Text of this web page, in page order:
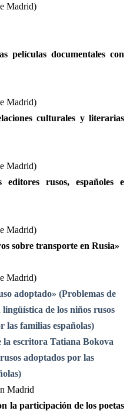
Madrid)
películas documentales con
Madrid)
culturales y literarias
Madrid)
editores rusos, españoles e
Madrid)
sobre transporte en Rusia»
Madrid)
adoptado» (Problemas de
de los niños rusos
las familias españolas)
la escritora Tatiana Bokova
adoptados por las
Madrid
la participación de los poetas